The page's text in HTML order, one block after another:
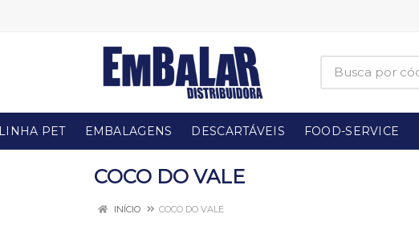
PET EMBALAGENS DESCARTÁVEIS FOOD-SERVICE
COCO DO VALE
INÍCIO COCO DO VALE